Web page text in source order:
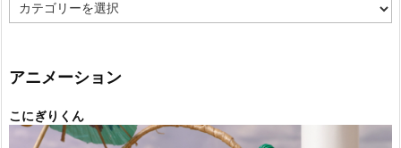
テ
ー
アニメーション
こにぎりくん